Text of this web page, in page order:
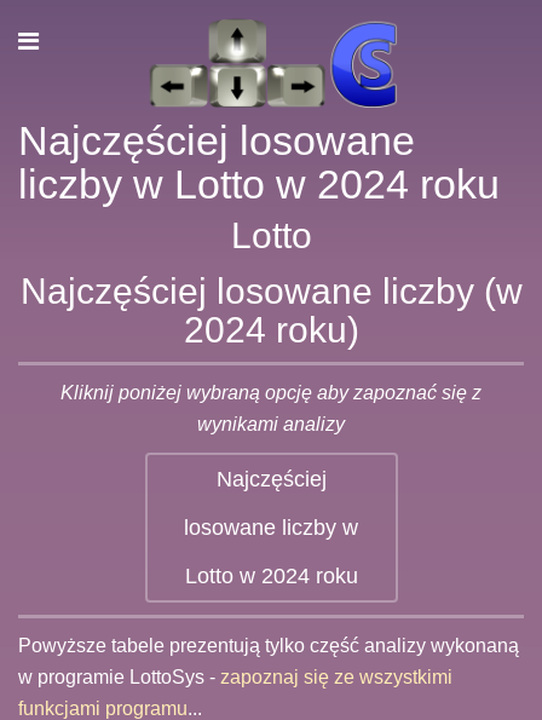
Najczęściej losowane
liczby w Lotto w 2024 roku
Lotto
Najczęściej losowane liczby (w
2024 roku)
Kliknij poniżej wybraną opcję aby zapoznać się z
wynikami analizy
Najczęściej
losowane liczby w
Lotto w 2024 roku
Powyższe tabele prezentują tylko część analizy wykonaną
w programie LottoSys - zapoznaj się ze wszystkimi
funkcjami programu...